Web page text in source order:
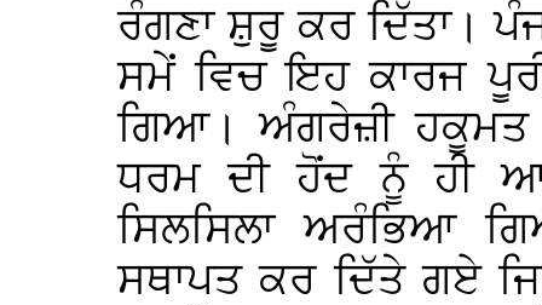
ਰੰਗਣਾ ਸ਼ੁਰੂ ਕਰ ਦਿੱਤਾ।
ਸਮੇਂ ਵਿਚ ਇਹ ਕਾਰਜ
ਗਿਆ। ਅੰਗਰੇਜ਼ੀ ਹਕੂਮਤ
ਧਰਮ ਦੀ ਹੋਂਦ ਨੂੰ ਹੀ
ਸਿਲਸਿਲਾ ਅਰੰਭਿਆ
ਸਥਾਪਤ ਕਰ ਦਿੱਤੇ ਗਏ